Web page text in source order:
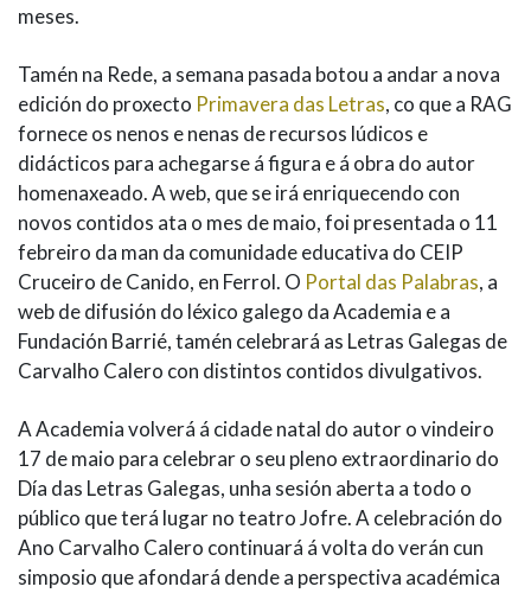
meses.
Tamén na Rede, a semana pasada botou a andar a nova
edición do proxecto Primavera das Letras, co que a RAG
fornece os nenos e nenas de recursos lúdicos e
didácticos para achegarse á figura e á obra do autor
homenaxeado. A web, que se irá enriquecendo con
novos contidos ata o mes de maio, foi presentada o 11
febreiro da man da comunidade educativa do CEIP
Cruceiro de Canido, en Ferrol. O Portal das Palabras, a
web de difusión do léxico galego da Academia e a
Fundación Barrié, tamén celebrará as Letras Galegas de
Carvalho Calero con distintos contidos divulgativos.
A Academia volverá á cidade natal do autor o vindeiro
17 de maio para celebrar o seu pleno extraordinario do
Día das Letras Galegas, unha sesión aberta a todo o
público que terá lugar no teatro Jofre. A celebración do
Ano Carvalho Calero continuará á volta do verán cun
simposio que afondará dende a perspectiva académica